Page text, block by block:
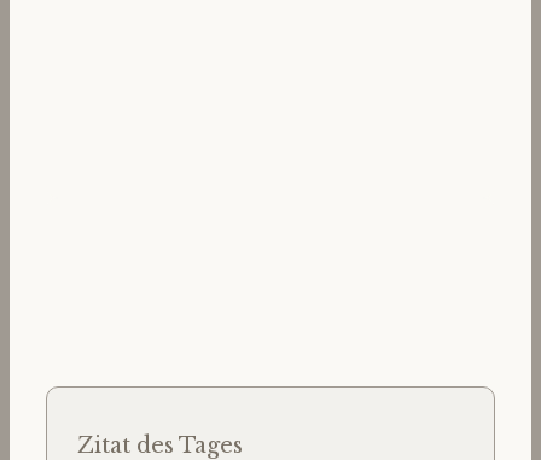
Zitat des Tages